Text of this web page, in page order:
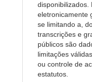
disponibilizados.
eletronicamente
se limitando a,
transcrições e
públicos são
limitações
ou controle de
estatutos.